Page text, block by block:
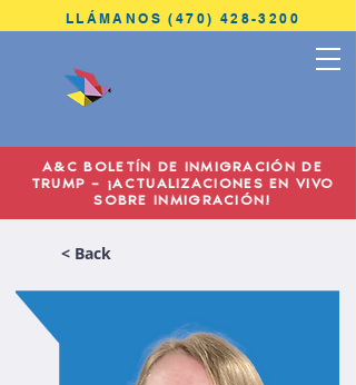
&
LLÁMANOS (470) 428-3200
A&C BOLETÍN DE INMIGRACIÓN DE
TRUMP – ¡ACTUALIZACIONES EN VIVO
SOBRE INMIGRACIÓN!
< Back